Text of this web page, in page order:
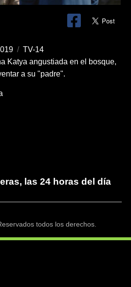
/ TV-14
Katya angustiada en el bosque,
a su "padre".
las 24 horas del día
todos los derechos.